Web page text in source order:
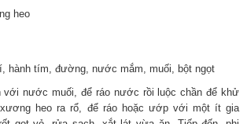
heo
hành tím, đường, nước mắm, muối, bột ngọt
với nước muối, để ráo nước rồi luộc chần để khử
heo ra rổ, để ráo hoặc ướp với một ít gia